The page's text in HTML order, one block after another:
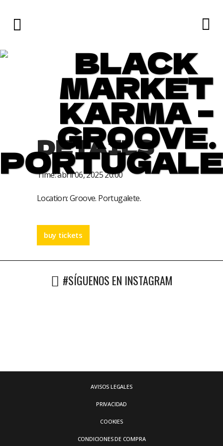
BLACK
MARKET
KARMA –
GROOVE.
DETAILS
Time:abril 06, 2025 20:00
Location:Groove. Portugalete.
buy tickets
#SÍGUENOS EN INSTAGRAM
AVISOS LEGALES
PRIVACIDAD
COOKIES
CONDICIONES DE COMPRA